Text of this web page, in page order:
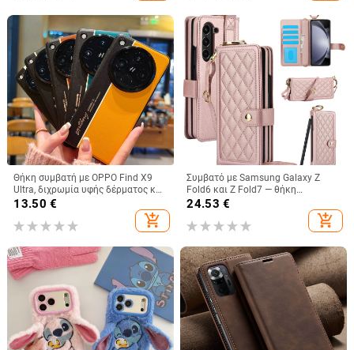
Θήκη συμβατή με OPPO Find X9
Ultra, διχρωμία υφής δέρματος και
φθορίζουσες γραμμές, GT8Pro
13.50 €
add_shopping_cart
Συμβατό με Samsung Galaxy Z
Fold6 και Z Fold7 — θήκη
τηλεφώνου από δέρμα με υποδοχή
για στυλό, αναδιπλούμενη, κομψός
σχεδιασμός, με λουράκι καρπού,
24.53 €
add_shopping_cart